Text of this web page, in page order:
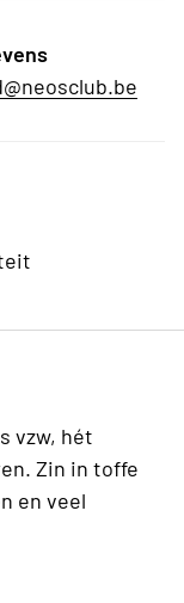
vzw, hét
Zin in toffe
en veel